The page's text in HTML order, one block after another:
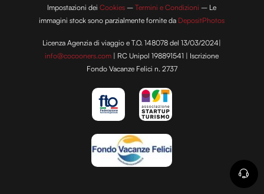
Impostazioni deiCookies –Termini e Condizioni – Le
immagini stock sono parzialmente fornite da DepositPhotos
Licenza Agenzia di viaggio e T.O. 148078 del 13/03/2024|
info@cocooners.com | RC Unipol 198891541 | Iscrizione
Fondo Vacanze Felici n. 2737